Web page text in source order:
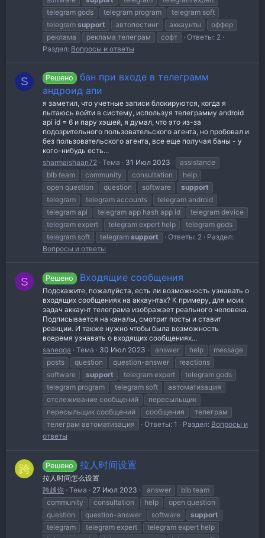
telegram gods
telegram program
telegram soft
telegram support автопостинг аккаунты
оффер
реклама
реклама телеграм софт
Ответы: 2
Раздел: Вопросы и ответы
S Решено
бан при входе в телеграмм
андроид апи
я заметил, что учетные записи блокируются, когда я
пытаюсь войти в систему, используя телеграмму android
api id = 6 и пару хэшей, я думал, что это из-за
подозрительного пользовательского агента, но пробовал и
без пользовательского агента, все еще получая баны - у
кого-нибудь есть...
sharmaishaan72 Тема 31 Июл 2023
assistance
blb team
community consultation
help
open question
question software
support
telegram
telegram accounts
telegram android
telegram api
telegram app hash app id
telegram device
telegram expert
telegram expert help
telegram gods
telegram soft
telegram support Ответы: 2
Раздел:
Вопросы и ответы
S Решено Входящие сообщения
Подскажите, пожалуйста, есть ли возможность узнавать о
входящих сообщениях на аккаунтах? К примеру, для моих
задач аккаунт телеграма изображает реального человека.
Подписывается на каналы, смотрит посты и ставит
реакции. И также нужно чтобы была возможность
вовремя узнавать о входящих сообщениях...
saneqqa
Тема 30 Июл 2023 answer help
message
posts
question question-answer
reactions
software
support telegram expert
telegram gods
telegram program
telegram soft
автоматизация
отслеживание сообщений
пересыльщик
пересыльщик сообщений
сообщения
телеграм
телеграм автоматизация
Ответы: 1 Раздел: Вопросы и
ответы
跨 Решено 拉人时间设置
拉人时间怎么设置
跨越你 Тема 27 Июл 2023 answer
blb team
community
consultation help
open question
question
question-answer software
support
telegram
telegram expert
telegram expert help